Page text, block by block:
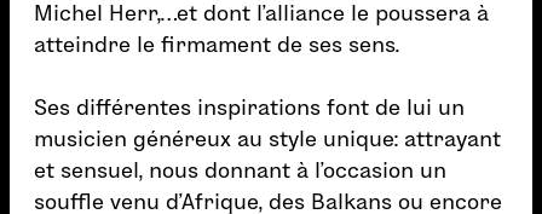
Michel Herr,…et dont l’alliance le poussera à
atteindre le firmament de ses sens.
Ses différentes inspirations font de lui un
musicien généreux au style unique: attrayant
et sensuel, nous donnant à l’occasion un
souffle venu d’Afrique, des Balkans ou encore